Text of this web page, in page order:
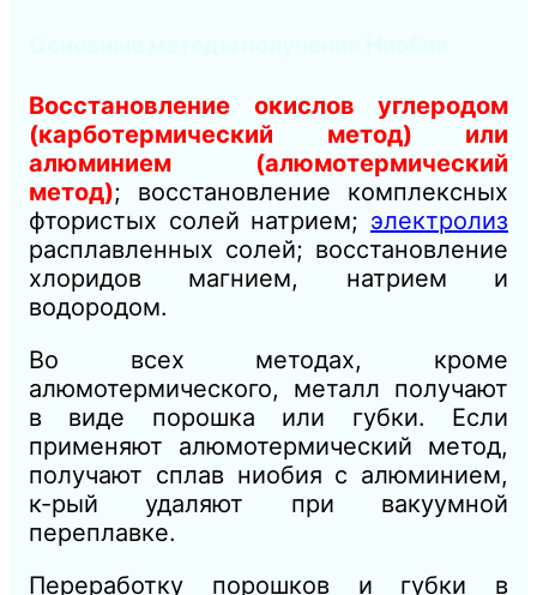
Восстановление окислов углеродом
(карботермический метод) или
алюминием (алюмотермический
метод); восстановление комплексных
фтористых солей натрием; электролиз
расплавленных солей; восстановление
хлоридов магнием, натрием и
водородом.
Во всех методах, кроме
алюмотермического, металл получают
в виде порошка или губки. Если
применяют алюмотермический метод,
получают сплав ниобия с алюминием,
к-рый удаляют при вакуумной
переплавке.
Переработку порошков и губки в